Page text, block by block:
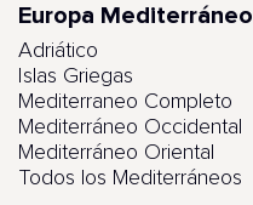
Europa Mediterráneo
Adriático
Islas Griegas
Mediterraneo Completo
Mediterráneo Occidental
Mediterráneo Oriental
Todos los Mediterráneos